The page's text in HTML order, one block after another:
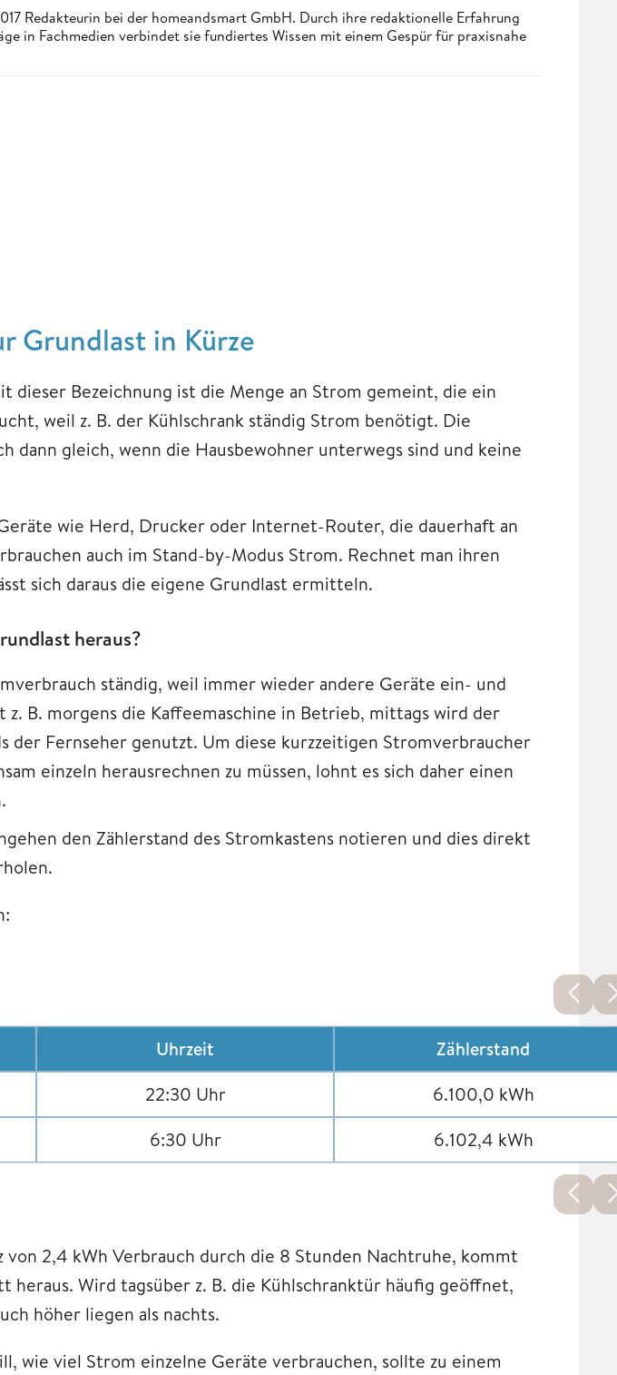
Redakteurin bei der homeandsmart GmbH. Durch ihre redaktionelle Erfahrung
in Fachmedien verbindet sie fundiertes Wissen mit einem Gespür für praxisnahe
Grundlast in Kürze
dieser Bezeichnung ist die Menge an Strom gemeint, die ein
weil z. B. der Kühlschrank ständig Strom benötigt. Die
dann gleich, wenn die Hausbewohner unterwegs sind und keine
wie Herd, Drucker oder Internet-Router, die dauerhaft an
auch im Stand-by-Modus Strom. Rechnet man ihren
sich daraus die eigene Grundlast ermitteln.
heraus?
ständig, weil immer wieder andere Geräte ein- und
z. B. morgens die Kaffeemaschine in Betrieb, mittags wird der
der Fernseher genutzt. Um diese kurzzeitigen Stromverbraucher
einzeln herausrechnen zu müssen, lohnt es sich daher einen
den Zählerstand des Stromkastens notieren und dies direkt
Uhrzeit
Zählerstand
22:30 Uhr
6.100,0 kWh
6:30 Uhr 6.102,4 kWh
von 2,4 kWh Verbrauch durch die 8 Stunden Nachtruhe, kommt
heraus. Wird tagsüber z. B. die Kühlschranktür häufig geöffnet,
höher liegen als nachts.
wie viel Strom einzelne Geräte verbrauchen, sollte zu einem